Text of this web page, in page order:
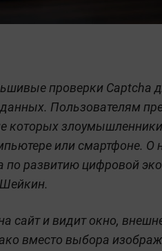
проверки Captcha
Пользователям
которых злоумышленники
или смартфоне. О
по развитию цифровой
сайт и видит окно,
вместо выбора